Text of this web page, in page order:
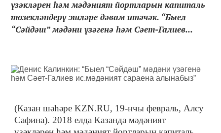
үзәкләрен һәм мәдәният йортларын капиталь
төзекләндерү эшләре дәвам итәчәк. “Быел
“Сәйдәш” мәдәни үзәгенә һәм Сәет-Галиев...
(Казан шәһәре KZN.RU, 19-нчы февраль, Алсу
Сафина). 2018 елда Казанда мәдәният